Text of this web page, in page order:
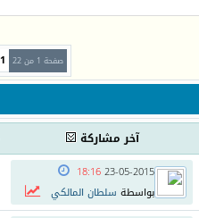
صفحة 1 من 22 1
آخر مشاركة
23-05-2015
18:16
بواسطة سلطان المالكي